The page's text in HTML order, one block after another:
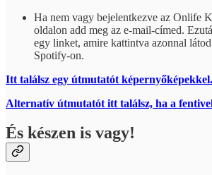
Ha nem vagy bejelentkezve az Onlife
oldalon add meg az e-mail-címed.
egy linket, amire kattintva azonnal
Spotify-on.
Itt találsz egy útmutatót képernyőképekkel.
Alternatív útmutatót itt találsz, ha a
És készen is vagy!